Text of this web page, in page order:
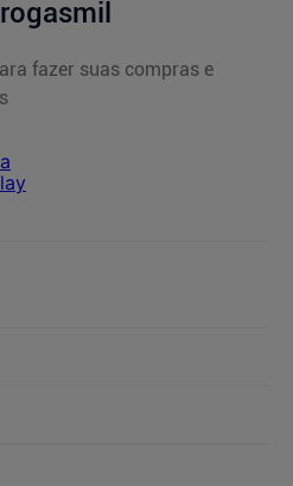
fazer suas compras e